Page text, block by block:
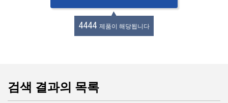
4444 제품이 해당됩니다
검색 결과의 목록